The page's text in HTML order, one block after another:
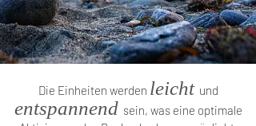
Die Einheiten werden leicht und
entspannend sein, was eine optimale